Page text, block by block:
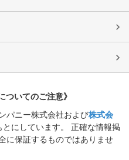
ついてのご注意》
パニー株式会社および株式会
にしています。 正確な情報掲
に保証するものではありませ